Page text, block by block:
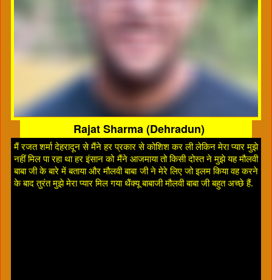
Rajat Sharma (Dehradun)
मैं रजत शर्मा देहरादून से मैंने हर प्रकार से कोशिश कर ली लेकिन मेरा प्यार मुझे
नहीं मिल पा रहा था हर इंसान को मैंने आजमाया तो किसी दोस्त ने मुझे यह मौलवी
बाबा जी के बारे में बताया और मौलवी बाबा जी ने मेरे लिए जो इलम किया वह करने
के बाद तुरंत मुझे मेरा प्यार मिल गया थैंक्यू बाबाजी मौलवी बाबा जी बहुत अच्छे हैं.